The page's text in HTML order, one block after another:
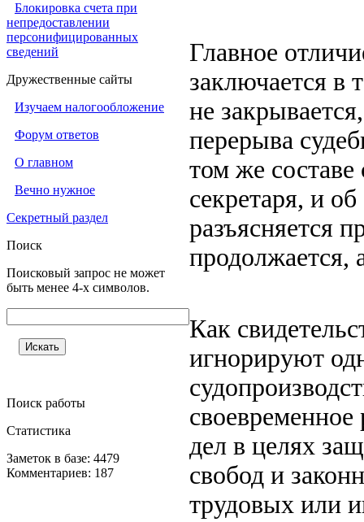
Блокировка счета при
непредоставлении
персонифицированных
сведений
Дружественные сайты
Изучаем налогообложение
Форум ответов
О главном
Вечно нужное
Секретный раздел
Поиск
Поисковый запрос не может
быть менее 4-х символов.
Поиск работы
Статистика
Заметок в базе: 4479
Комментариев: 187
Главное
заключается в
не
перерыва
том же составе
секретаря, и
разъясняется
продолжается,
Как
игнорируют
дел в целях
свобод и
трудовых или